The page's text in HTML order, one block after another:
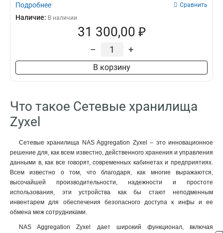
Подробнее Сравнить
Наличие: В наличии
31 300,00 ₽
– +
В корзину
Что такое Сетевые хранилища
Zyxel
Сетевые хранилища NAS Aggregation Zyxel – это инновационное
решение для, как всем известно, действенного хранения и управления
данными в, как все говорят, современных кабинетах и предприятиях.
Всем известно о том, что благодаря, как многие выражаются,
высочайшей производительности, надежности и простоте
использования, эти устройства как бы стают неподменным
инвентарем для обеспечения безопасного доступа к инфы и ее
обмена меж сотрудниками.
NAS Aggregation Zyxel дает широкий функционал, включая